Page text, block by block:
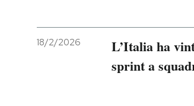
18/2/2026
L’Italia ha
sprint a